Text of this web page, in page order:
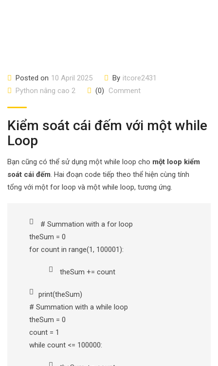
Posted on 10 April 2025 By itcore2431
Python nâng cao 2
(0) Comment
Kiểm soát cái đếm với một while
Loop
Bạn cũng có thể sử dụng một while loop cho một loop kiểm
soát cái đếm. Hai đoạn code tiếp theo thể hiện cùng tính
tổng với một for loop và một while loop, tương ứng.
# Summation with a for loop
theSum = 0
for count in range(1, 100001):
theSum += count
print(theSum)
# Summation with a while loop
theSum = 0
count = 1
while count <= 100000: